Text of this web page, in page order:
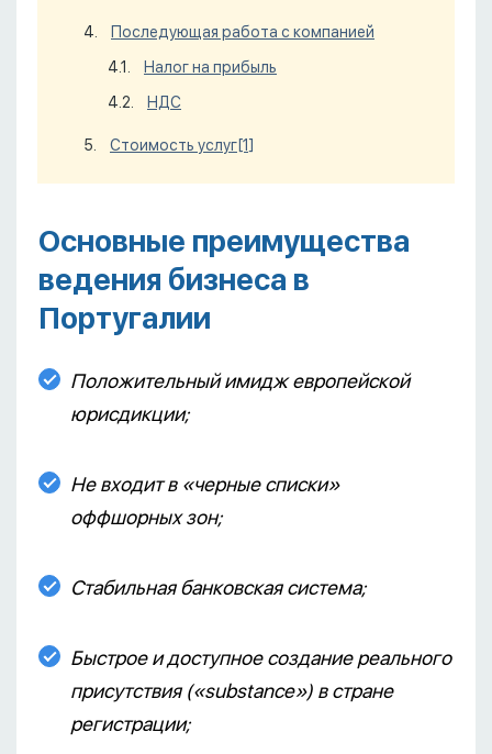
Последующая работа с компанией
Налог на прибыль
НДС
Стоимость услуг[1]
Основные преимущества
ведения бизнеса в
Португалии
Положительный имидж европейской
юрисдикции;
Не входит в «черные списки»
оффшорных зон;
Стабильная банковская система;
Быстрое и доступное создание реального
присутствия («substance») в стране
регистрации;